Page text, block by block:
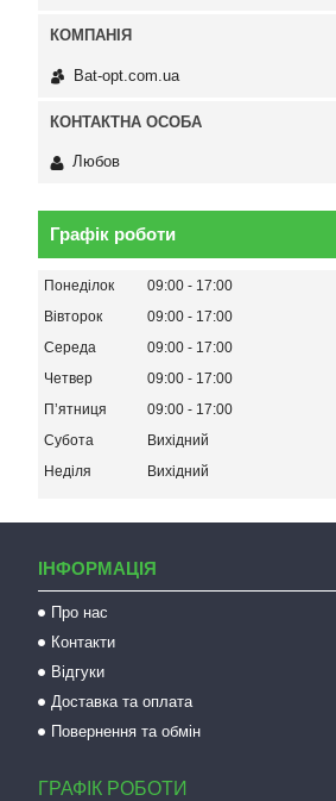
Bat-opt.com.ua
Любов
Графік роботи
Понеділок 09:00
17:00
Вівторок
09:00
17:00
Середа
09:00
17:00
Четвер
09:00
17:00
Пʼятниця
09:00
17:00
Субота
Вихідний
Неділя
Вихідний
ІНФОРМАЦІЯ
Про нас
Контакти
Відгуки
Доставка та оплата
Повернення та обмін
ГРАФІК РОБОТИ